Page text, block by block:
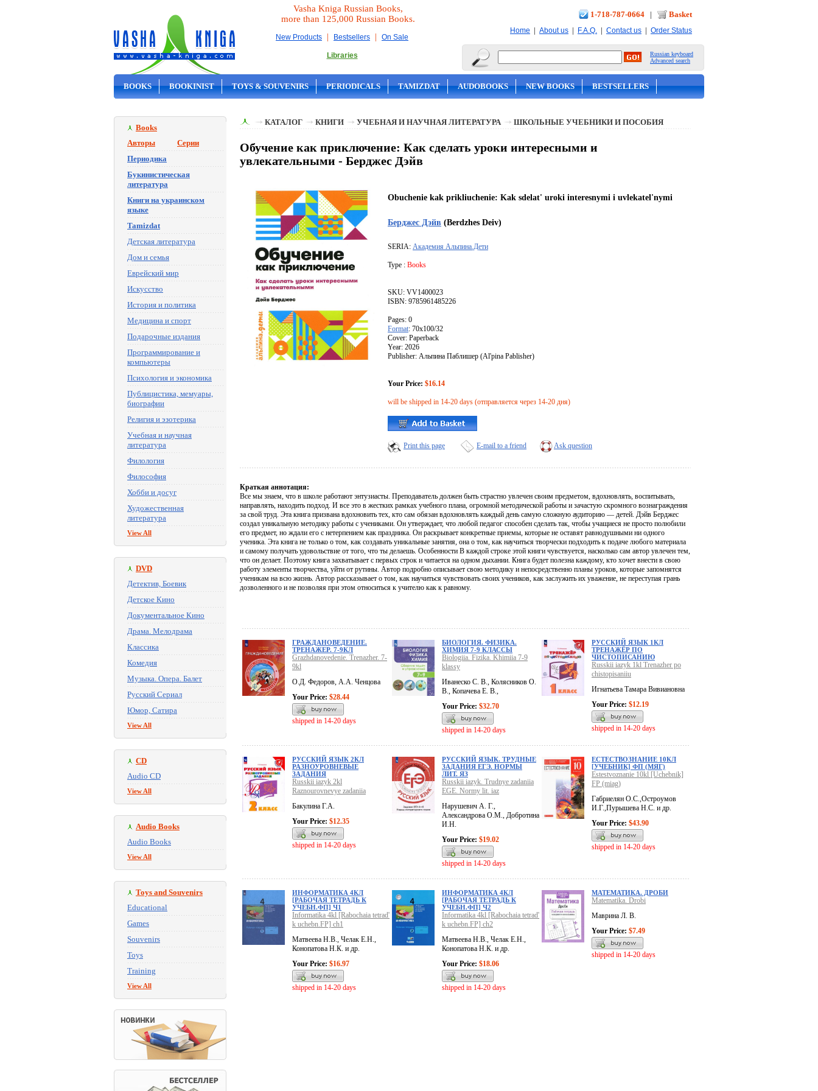
Vasha Kniga Russian Books,
more than 125,000 Russian Books.
New Products | Bestsellers | On Sale
Libraries
1-718-787-0664 | Basket
Home | About us | F.A.Q. | Contact us | Order Status
Russian keyboard
Advanced search
BOOKS BOOKINIST TOYS & SOUVENIRS PERIODICALS TAMIZDAT AUDOBOOKS NEW BOOKS BESTSELLERS
Books
Авторы
Серии
Периодика
Букинистическая
литература
Книги на украинском
языке
Tamizdat
Детская литература
Дом и семья
Еврейский мир
Искусство
История и политика
Медицина и спорт
Подарочные издания
Программирование и
компьютеры
Психология и экономика
Публицистика, мемуары,
биографии
Религия и эзотерика
Учебная и научная
литература
Филология
Философия
Хобби и досуг
Художественная
литература
View All
DVD
Детектив, Боевик
Детское Кино
Документальное Кино
Драма. Мелодрама
Классика
Комедия
Музыка. Опера. Балет
Русский Сериал
Юмор, Сатира
View All
CD
Audio CD
View All
Audio Books
Audio Books
View All
Toys and Souvenirs
Educational
Games
Souvenirs
Toys
Training
View All
КАТАЛОГ КНИГИ УЧЕБНАЯ И НАУЧНАЯ ЛИТЕРАТУРА ШКОЛЬНЫЕ УЧЕБНИКИ И ПОСОБИЯ
Обучение как приключение: Как сделать уроки интересными и
увлекательными - Берджес Дэйв
Obuchenie kak prikliuchenie: Kak sdelat' uroki interesnymi i uvlekatel'nymi
Берджес Дэйв (Berdzhes Deiv)
SERIA: Академия Альпина.Дети
Type : Books
SKU: VV1400023
ISBN: 9785961485226
Pages: 0
Format: 70x100/32
Cover: Paperback
Year: 2026
Publisher: Альпина Паблишер (Al'pina Pablisher)
Your Price: $16.14
will be shipped in 14-20 days (отправляется через 14-20 дня)
Print this page E-mail to a friend Ask question
Краткая аннотация:
Все мы знаем, что в школе работают энтузиасты. Преподаватель должен быть страстно увлечен своим предметом, вдохновлять, воспитывать,
направлять, находить подход. И все это в жестких рамках учебного плана, огромной методической работы и зачастую скромного вознаграждения
за свой труд. Эта книга призвана вдохновить тех, кто сам обязан вдохновлять каждый день самую сложную аудиторию — детей. Дэйв Берджес
создал уникальную методику работы с учениками. Он утверждает, что любой педагог способен сделать так, чтобы учащиеся не просто полюбили
его предмет, но ждали его с нетерпением как праздника. Он раскрывает конкретные приемы, которые не оставят равнодушными ни одного
ученика. Эта книга не только о том, как создавать уникальные занятия, она о том, как научиться творчески подходить к подаче любого материала
и самому получать удовольствие от того, что ты делаешь. Особенности В каждой строке этой книги чувствуется, насколько сам автор увлечен тем,
что он делает. Поэтому книга захватывает с первых строк и читается на одном дыхании. Книга будет полезна каждому, кто хочет внести в свою
работу элементы творчества, уйти от рутины. Автор подробно описывает свою методику и непосредственно планы уроков, которые запомнятся
ученикам на всю жизнь. Автор рассказывает о том, как научиться чувствовать своих учеников, как заслужить их уважение, не переступая грань
дозволенного и не позволяя при этом относиться к учителю как к равному.
ГРАЖДАНОВЕДЕНИЕ.
ТРЕНАЖЕР. 7-9КЛ
Grazhdanovedenie. Trenazher. 7-
9kl
О.Д. Федоров, А.А. Ченцова
Your Price: $28.44
shipped in 14-20 days
БИОЛОГИЯ. ФИЗИКА.
ХИМИЯ 7-9 КЛАССЫ
Biologiia. Fizika. Khimiia 7-9
klassy
Иванеско С. В., Колясников О.
В., Копачева Е. В.,
Your Price: $32.70
shipped in 14-20 days
РУССКИЙ ЯЗЫК 1КЛ
ТРЕНАЖЁР ПО
ЧИСТОПИСАНИЮ
Russkii iazyk 1kl Trenazher po
chistopisaniiu
Игнатьева Тамара Вивиановна
Your Price: $12.19
shipped in 14-20 days
РУССКИЙ ЯЗЫК 2КЛ
РАЗНОУРОВНЕВЫЕ
ЗАДАНИЯ
Russkii iazyk 2kl
Raznourovnevye zadaniia
Бакулина Г.А.
Your Price: $12.35
shipped in 14-20 days
РУССКИЙ ЯЗЫК. ТРУДНЫЕ
ЗАДАНИЯ ЕГЭ. НОРМЫ
ЛИТ. ЯЗ
Russkii iazyk. Trudnye zadaniia
EGE. Normy lit. iaz
Нарушевич А. Г.,
Александрова О.М., Добротина
И.Н.
Your Price: $19.02
shipped in 14-20 days
ЕСТЕСТВОЗНАНИЕ 10КЛ
[УЧЕБНИК] ФП (МЯГ)
Estestvoznanie 10kl [Uchebnik]
FP (miag)
Габриелян О.С.,Остроумов
И.Г.,Пурышева Н.С. и др.
Your Price: $43.90
shipped in 14-20 days
ИНФОРМАТИКА 4КЛ
[РАБОЧАЯ ТЕТРАДЬ К
УЧЕБН.ФП] Ч1
Informatika 4kl [Rabochaia tetrad'
k uchebn.FP] ch1
Матвеева Н.В., Челак Е.Н.,
Конопатова Н.К. и др.
Your Price: $16.97
shipped in 14-20 days
ИНФОРМАТИКА 4КЛ
[РАБОЧАЯ ТЕТРАДЬ К
УЧЕБН.ФП] Ч2
Informatika 4kl [Rabochaia tetrad'
k uchebn.FP] ch2
Матвеева Н.В., Челак Е.Н.,
Конопатова Н.К. и др.
Your Price: $18.06
shipped in 14-20 days
МАТЕМАТИКА. ДРОБИ
Matematika. Drobi
Маврина Л. В.
Your Price: $7.49
shipped in 14-20 days